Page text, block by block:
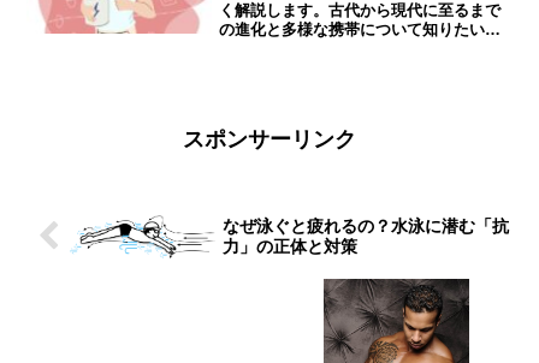
く解説します。古代から現代に至るまで
の進化と多様な携帯について知りたい方
スポンサーリンク
なぜ泳ぐと疲れるの？水泳に潜む「抗
力」の正体と対策